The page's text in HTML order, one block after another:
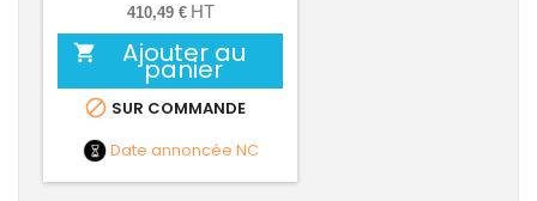
410,49 € HT
 Ajouter au
panier
 SUR COMMANDE
Date annoncée NC